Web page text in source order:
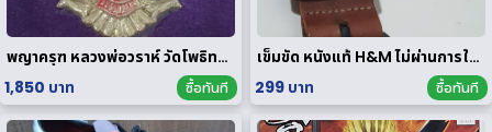
พญาครุฑ หลวงพ่อวราห์ วัดโพธิทอง มหาบารมี2 เนื้อสัมฤทธิ์เงิน
1,850 บาท
ซื้อทันที
เข็มขัด หนังแท้ H&M ไม่ผ่านการใช้งาน
299 บาท
ซื้อทันที